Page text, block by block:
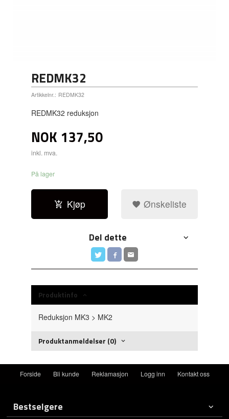
REDMK32
Artikkelnr.: REDMK32
REDMK32 reduksjon
NOK 137,50
inkl. mva.
På lager
Kjøp Ønskeliste
Del dette
Produktinfo
Reduksjon MK3 > MK2
Produktanmeldelser (0)
Forside Bli kunde Reklamasjon Logg inn Kontakt oss
Bestselgere